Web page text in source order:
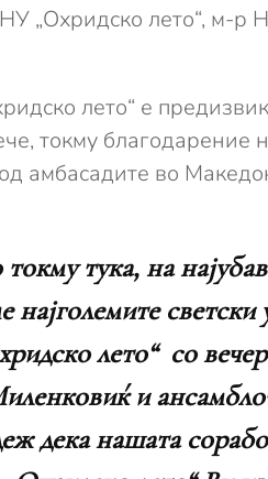
НУ „Охридско лето“,
лето“ е
токму
амбасадите во
тука, на
лето“ со
и
дека нашата